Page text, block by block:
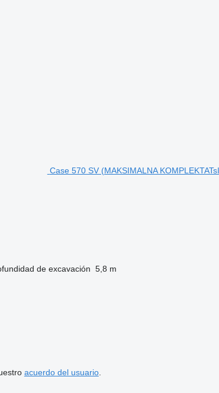
Case 570 SV (MAKSIMALNA
de excavación 5,8 m
acuerdo del usuario.